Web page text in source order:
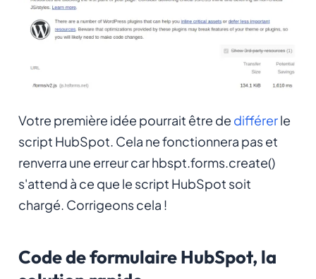
Votre première idée pourrait être de différerle
script HubSpot. Cela ne fonctionnera pas et
renverra une erreur carhbspt.forms.create()
s'attend à ce que le script HubSpot soit
chargé. Corrigeons cela !
Code de formulaire HubSpot, la